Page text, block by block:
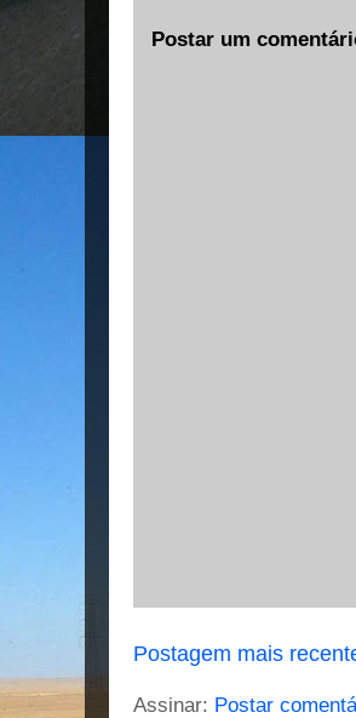
Postar um
Postagem mais
Assinar: Postar